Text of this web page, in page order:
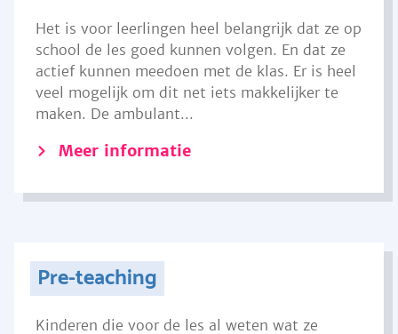
Het is voor leerlingen heel belangrijk dat ze op
school de les goed kunnen volgen. En dat ze
actief kunnen meedoen met de klas. Er is heel
veel mogelijk om dit net iets makkelijker te
maken. De ambulant...
Meer informatie
Pre-teaching
Kinderen die voor de les al weten wat ze